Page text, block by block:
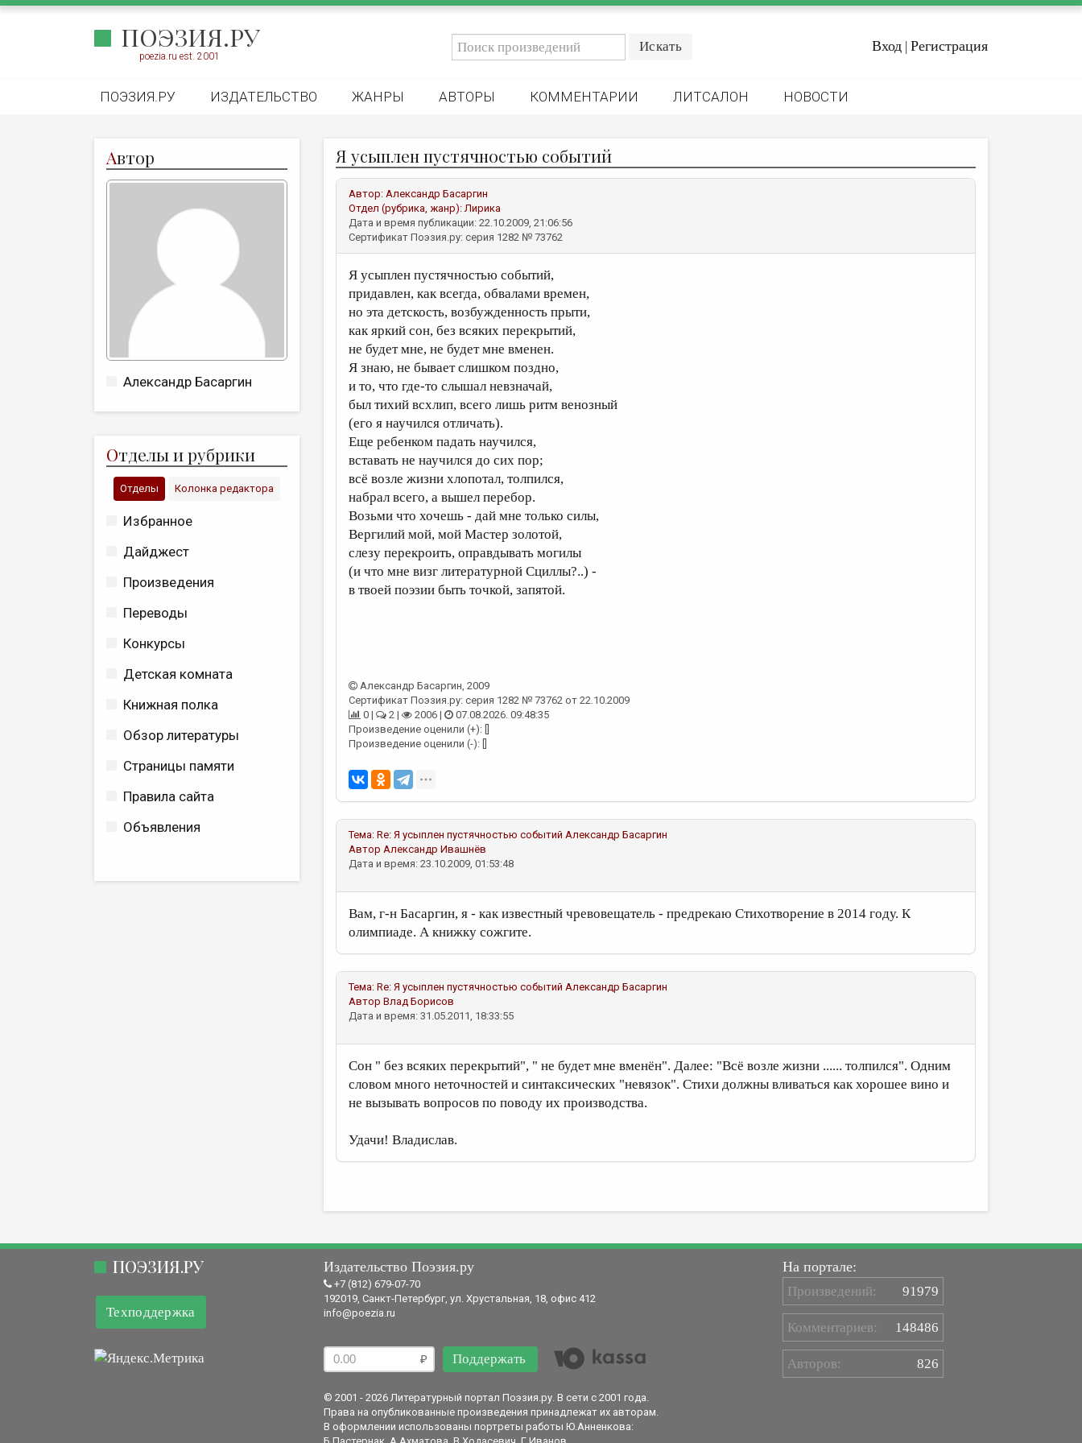
ПОЭЗИЯ.РУ
poezia.ru est. 2001
Вход | Регистрация
ПОЭЗИЯ.РУ ИЗДАТЕЛЬСТВО ЖАНРЫ АВТОРЫ КОММЕНТАРИИ ЛИТСАЛОН НОВОСТИ
Автор
Александр Басаргин
Отделы и рубрики
Отделы Колонка редактора
Избранное
Дайджест
Произведения
Переводы
Конкурсы
Детская комната
Книжная полка
Обзор литературы
Страницы памяти
Правила сайта
Объявления
Я усыплен пустячностью событий
Автор: Александр Басаргин
Отдел (рубрика, жанр):Лирика
Дата и время публикации: 22.10.2009, 21:06:56
Сертификат Поэзия.ру: серия 1282 № 73762
Я усыплен пустячностью событий,
придавлен, как всегда, обвалами времен,
но эта детскость, возбужденность прыти,
как яркий сон, без всяких перекрытий,
не будет мне, не будет мне вменен.
Я знаю, не бывает слишком поздно,
и то, что где-то слышал невзначай,
был тихий всхлип, всего лишь ритм венозный
(его я научился отличать).
Еще ребенком падать научился,
вставать не научился до сих пор;
всё возле жизни хлопотал, толпился,
набрал всего, а вышел перебор.
Возьми что хочешь - дай мне только силы,
Вергилий мой, мой Мастер золотой,
слезу перекроить, оправдывать могилы
(и что мне визг литературной Сциллы?..) -
в твоей поэзии быть точкой, запятой.
Александр Басаргин, 2009
Сертификат Поэзия.ру: серия 1282 № 73762 от 22.10.2009
0 |
2 | 2006 |
07.08.2026. 09:48:35
Произведение оценили (+): []
Произведение оценили (-): []
Тема: Re: Я усыплен пустячностью событий Александр Басаргин
Автор Александр Ивашнёв
Дата и время: 23.10.2009, 01:53:48
Вам, г-н Басаргин, я - как известный чревовещатель - предрекаю Стихотворение в 2014 году. К
олимпиаде. А книжку сожгите.
Тема: Re: Я усыплен пустячностью событий Александр Басаргин
Автор Влад Борисов
Дата и время: 31.05.2011, 18:33:55
Сон " без всяких перекрытий", " не будет мне вменён". Далее: "Всё возле жизни ...... толпился". Одним
словом много неточностей и синтаксических "невязок". Стихи должны вливаться как хорошее вино и
не вызывать вопросов по поводу их производства.
Удачи! Владислав.
ПОЭЗИЯ.РУ
Техподдержка
Издательство Поэзия.ру
+7 (812) 679-07-70
192019, Санкт-Петербург, ул. Хрустальная, 18, офис 412
info@poezia.ru
Поддержать
© 2001 - 2026 Литературный портал Поэзия.ру. В сети с 2001 года.
Права на опубликованные произведения принадлежат их авторам.
В оформлении использованы портреты работы Ю.Анненкова:
На портале:
Произведений: 91979
Комментариев: 148486
Авторов: 826